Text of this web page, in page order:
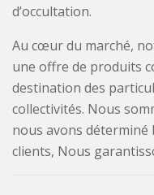
d’occultation.
Au cœur du marché,
une offre de produits
destination des
collectivités. Nous
nous avons déterminé
clients, Nous